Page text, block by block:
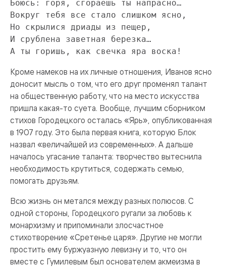
Боюсь: горя, сгораешь ты напрасно…
Вокруг тебя все стало слишком ясно,
Но скрылися дриады из пещер,
И срублена заветная березка…
А ты горишь, как свечка яра воска!
Кроме намеков на их личные отношения, Иванов ясно
доносит мысль о том, что его друг променял талант
на общественную работу, что на место искусства
пришла какая-то суета. Вообще, лучшим сборником
стихов Городецкого осталась «Ярь», опубликованная
в 1907 году. Это была первая книга, которую Блок
назвал «величайшей из современных». А дальше
началось угасание таланта: творчество вытеснила
необходимость крутиться, содержать семью,
помогать друзьям.
Всю жизнь он метался между разных полюсов. С
одной стороны, Городецкого ругали за любовь к
монархизму и припоминали злосчастное
стихотворение «Сретенье царя». Другие не могли
простить ему буржуазную левизну и то, что он
вместе с Гумилевым был основателем акмеизма в